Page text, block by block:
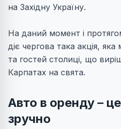
на Західну Україну.
На даний момент і
діє чергова така акція,
та гостей столиці, що
Карпатах на свята.
Авто в оренду –
зручно